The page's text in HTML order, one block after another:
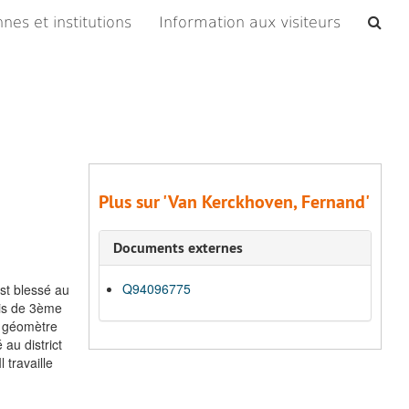
et institutions Information aux visiteurs
blessé au
de 3ème
au district
travaille
Plus sur 'Van Kerckhoven, Fernand'
Documents externes
Q94096775